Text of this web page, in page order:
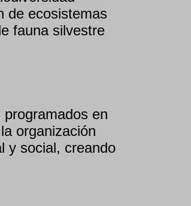
de ecosistemas
fauna silvestre
en
organización
y social, creando